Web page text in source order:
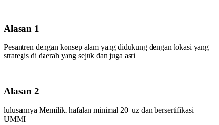
Alasan 1
Pesantren dengan konsep alam yang didukung dengan lokasi yang
strategis di daerah yang sejuk dan juga asri
Alasan 2
lulusannya Memiliki hafalan minimal 20 juz dan bersertifikasi
UMMI